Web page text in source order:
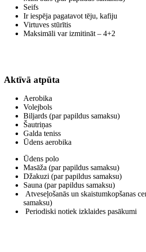
Seifs
Ir iespēja pagatavot tēju, kafiju
Virtuves stūrītis
Maksimāli var izmitināt – 4+2
Aktīvā atpūta
Aerobika
Volejbols
Biljards (par papildus samaksu)
Šautriņas
Galda teniss
Ūdens aerobika
Ūdens polo
Masāža (par papildus samaksu)
Džakuzi (par papildus samaksu)
Sauna (par papildus samaksu)
Atveseļošanās un skaistumkopšanas
samaksu)
Periodiski notiek izklaides pasākumi